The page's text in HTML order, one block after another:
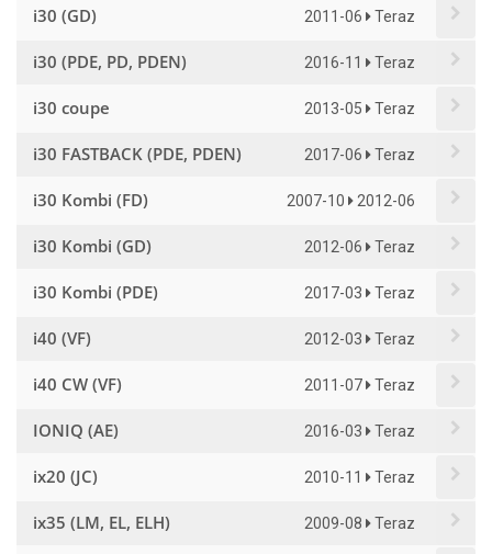
i30 (GD) 2011-06 Teraz
i30 (PDE, PD, PDEN) 2016-11 Teraz
i30 coupe 2013-05 Teraz
i30 FASTBACK (PDE, PDEN) 2017-06 Teraz
i30 Kombi (FD) 2007-10 2012-06
i30 Kombi (GD) 2012-06 Teraz
i30 Kombi (PDE) 2017-03 Teraz
i40 (VF) 2012-03 Teraz
i40 CW (VF) 2011-07 Teraz
IONIQ (AE) 2016-03 Teraz
ix20 (JC) 2010-11 Teraz
ix35 (LM, EL, ELH) 2009-08 Teraz